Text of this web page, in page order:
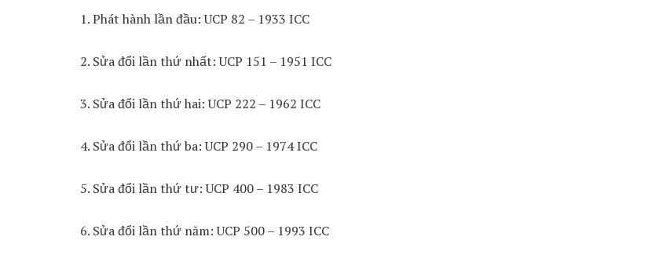
1. Phát hành lần đầu: UCP 82 – 1933 ICC
2. Sửa đổi lần thứ nhất: UCP 151 – 1951 ICC
3. Sửa đổi lần thứ hai: UCP 222 – 1962 ICC
4. Sửa đổi lần thứ ba: UCP 290 – 1974 ICC
5. Sửa đổi lần thứ tư: UCP 400 – 1983 ICC
6. Sửa đổi lần thứ năm: UCP 500 – 1993 ICC